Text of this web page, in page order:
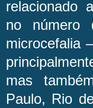
relacionado
no número
microcefalia
mas
Paulo, Rio